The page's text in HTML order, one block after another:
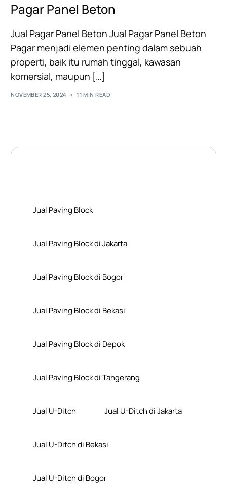
Pagar Panel Beton
Jual Pagar Panel Beton Jual Pagar Panel Beton
Pagar menjadi elemen penting dalam sebuah
properti, baik itu rumah tinggal, kawasan
komersial, maupun […]
NOVEMBER 25, 2024 11 MIN READ
Jual Paving Block
Jual Paving Block di Jakarta
Jual Paving Block di Bogor
Jual Paving Block di Bekasi
Jual Paving Block di Depok
Jual Paving Block di Tangerang
Jual U-Ditch Jual U-Ditch di Jakarta
Jual U-Ditch di Bekasi
Jual U-Ditch di Bogor